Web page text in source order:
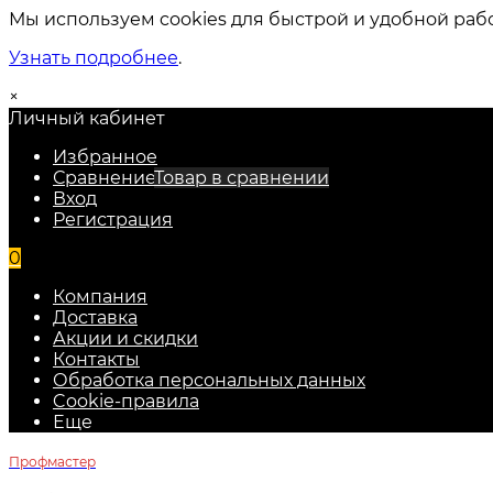
Мы используем cookies для быстрой и удобной
Узнать подробнее.
×
Личный кабинет
Избранное
СравнениеТовар в сравнении
Вход
Регистрация
0
Компания
Доставка
Акции и скидки
Контакты
Обработка персональных данных
Cookie-правила
Еще
Профмастер